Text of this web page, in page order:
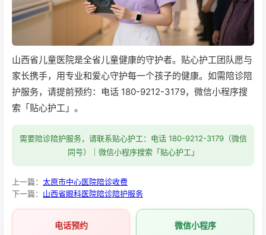
山西省儿童医院是全省儿童健康的守护者。贴心护工团队愿与
家长携手，用专业和爱心守护每一个孩子的健康。如需陪诊陪
护服务，请提前预约：电话 180-9212-3179，微信小程序搜
索「贴心护工」。
需要陪诊陪护服务，请联系贴心护工：电话 180-9212-3179（微信
同号）｜微信小程序搜索「贴心护工」
上一篇： 太原市中心医院陪诊收费
下一篇： 山西省眼科医院陪诊陪护服务
电话预约 微信小程序